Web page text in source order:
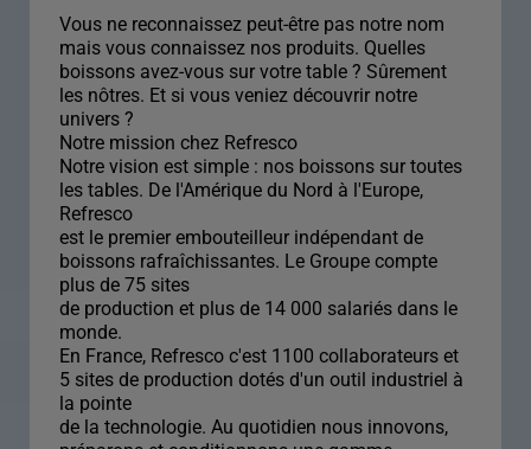
Vous ne reconnaissez peut-être pas notre nom
mais vous connaissez nos produits. Quelles
boissons avez-vous sur votre table ? Sûrement
les nôtres. Et si vous veniez découvrir notre
univers ?
Notre mission chez Refresco
Notre vision est simple : nos boissons sur toutes
les tables. De l'Amérique du Nord à l'Europe,
Refresco
est le premier embouteilleur indépendant de
boissons rafraîchissantes. Le Groupe compte
plus de 75 sites
de production et plus de 14 000 salariés dans le
monde.
En France, Refresco c'est 1100 collaborateurs et
5 sites de production dotés d'un outil industriel à
la pointe
de la technologie. Au quotidien nous innovons,